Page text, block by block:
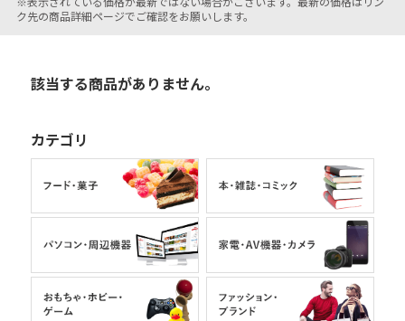
※表示されている価格が最新ではない場合がございます。最新の価格はリン
ク先の商品詳細ページでご確認をお願いします。
該当する商品がありません。
カテゴリ